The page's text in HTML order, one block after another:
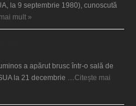
la 9 septembrie 1980), cunoscută
mult »
a apărut brusc într-o sală de
la 21 decembrie … Citește mai